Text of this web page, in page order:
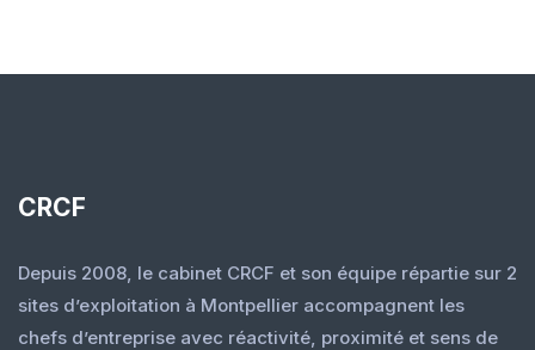
CRCF
Depuis 2008, le cabinet CRCF et son équipe répartie sur 2
sites d’exploitation à Montpellier accompagnent les
chefs d’entreprise avec réactivité, proximité et sens de